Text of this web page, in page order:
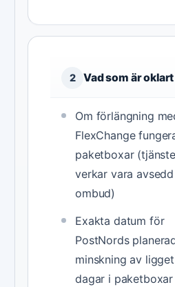
2 Vad som är oklart
Om förlängning
FlexChange
paketboxar
verkar vara
ombud)
Exakta datum för
PostNords
minskning av
dagar i paketboxar